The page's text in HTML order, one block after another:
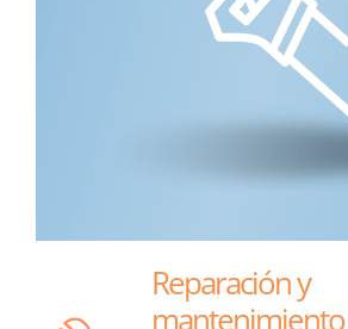
Reparación y